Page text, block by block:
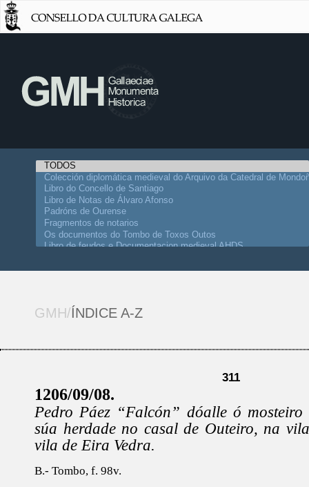
GMH/ÍNDICE A-Z
311
1206/09/08.
Pedro Páez “Falcón” dóalle ó mosteiro
súa herdade no casal de Outeiro, na
vila de Eira Vedra.
B.- Tombo, f. 98v.